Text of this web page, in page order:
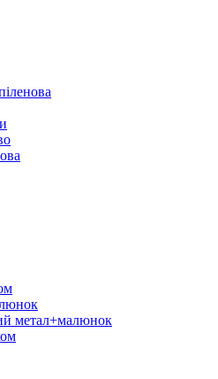
метал+малюнок